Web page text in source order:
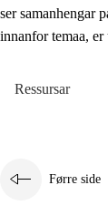
2.5
2.5.2
ser samanhengar
innanfor temaa,
Ressursar
Førre side